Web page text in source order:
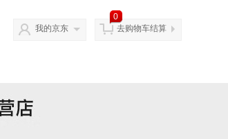
我的京东
0
去购物车结算